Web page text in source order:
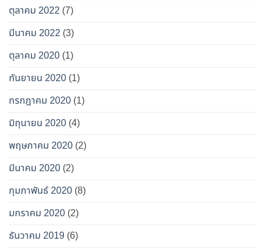
ตุลาคม 2022 (7)
มีนาคม 2022 (3)
ตุลาคม 2020 (1)
กันยายน 2020 (1)
กรกฎาคม 2020 (1)
มิถุนายน 2020 (4)
พฤษภาคม 2020 (2)
มีนาคม 2020 (2)
กุมภาพันธ์ 2020 (8)
มกราคม 2020 (2)
ธันวาคม 2019 (6)